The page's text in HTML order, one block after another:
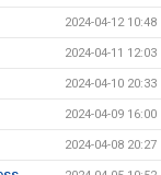
2024-04-12 10:48
2024-04-11 12:03
2024-04-10 20:33
2024-04-09 16:00
2024-04-08 20:27